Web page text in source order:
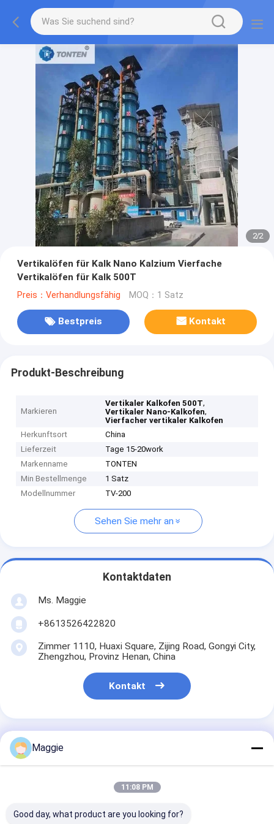
2/2
Vertikalöfen für Kalk Nano Kalzium Vierfache
Vertikalöfen für Kalk 500T
Preis：Verhandlungsfähig MOQ：1 Satz
Bestpreis Kontakt
Produkt-Beschreibung
Markieren
Vertikaler Kalkofen 500T,
Vertikaler Nano-Kalkofen,
Vierfacher vertikaler Kalkofen
Herkunftsort
China
Lieferzeit
Tage 15-20work
Markenname
TONTEN
Min Bestellmenge
1 Satz
Modellnummer
TV-200
Sehen Sie mehr an
Kontaktdaten
Ms. Maggie
+8613526422820
Zimmer 1110, Huaxi Square, Zijing Road, Gongyi City,
Zhengzhou, Provinz Henan, China
Kontakt
Erhalten Sie Den Besten Preis Für
Vertikalöfen für Kalk Nano
Vertikalöfen für Kalk 500T
Maggie
11:08 PM
Good day, what product are you looking for?